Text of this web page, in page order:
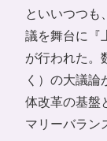
といいつつも
議を舞台に『
が行われた。
く）の大議
体改革の基盤
マリーバラン